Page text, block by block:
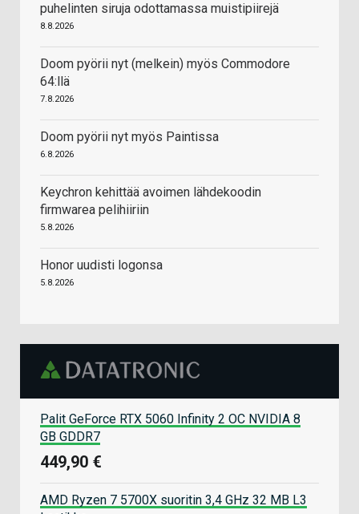
puhelinten siruja odottamassa muistipiirejä
8.8.2026
Doom pyörii nyt (melkein) myös Commodore
64:llä
7.8.2026
Doom pyörii nyt myös Paintissa
6.8.2026
Keychron kehittää avoimen lähdekoodin
firmwarea pelihiiriin
5.8.2026
Honor uudisti logonsa
5.8.2026
Palit GeForce RTX 5060 Infinity 2 OC NVIDIA 8
GB GDDR7
449,90 €
AMD Ryzen 7 5700X suoritin 3,4 GHz 32 MB L3